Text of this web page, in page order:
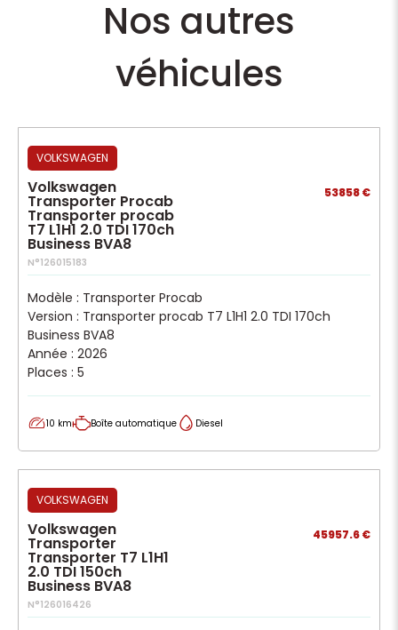
Nos autres
véhicules
VOLKSWAGEN
Volkswagen
Transporter Procab
Transporter procab
T7 L1H1 2.0 TDI 170ch
Business BVA8
53858 €
N°126015183
Modèle : Transporter Procab
Version : Transporter procab T7 L1H1 2.0 TDI 170ch
Business BVA8
Année : 2026
Places : 5
10 km Boîte automatique Diesel
VOLKSWAGEN
Volkswagen
Transporter
Transporter T7 L1H1
2.0 TDI 150ch
Business BVA8
45957.6 €
N°126016426